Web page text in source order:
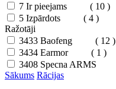
7 Ir pieejams
( 10 )
5 Izpārdots
( 4 )
Ražotāji
3433 Baofeng
( 12 )
3434 Earmor
( 1 )
3408 Specna ARMS
Sākums Rācijas